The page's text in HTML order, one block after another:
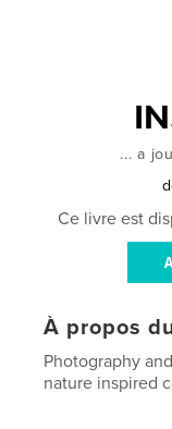
... a
Ce livre est
À propos
Photography
nature inspired